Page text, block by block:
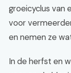
groeicyclus van
voor
en nemen ze
In de herfst en